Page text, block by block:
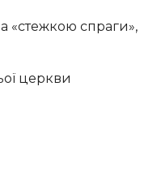
«стежкою спраги»,
церкви